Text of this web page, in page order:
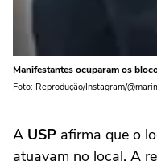
Manifestantes ocuparam os
Foto: Reprodução/Instagram/
A USP afirma que o
atuavam no local. A